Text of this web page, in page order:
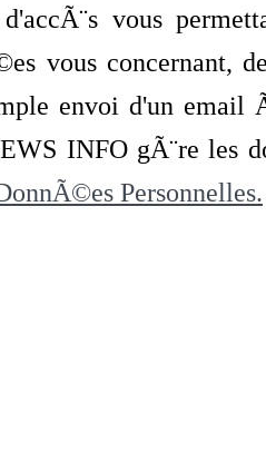
vous
vous concernant,
envoi d'un
INFO gÃ¨re les
Personnelles.